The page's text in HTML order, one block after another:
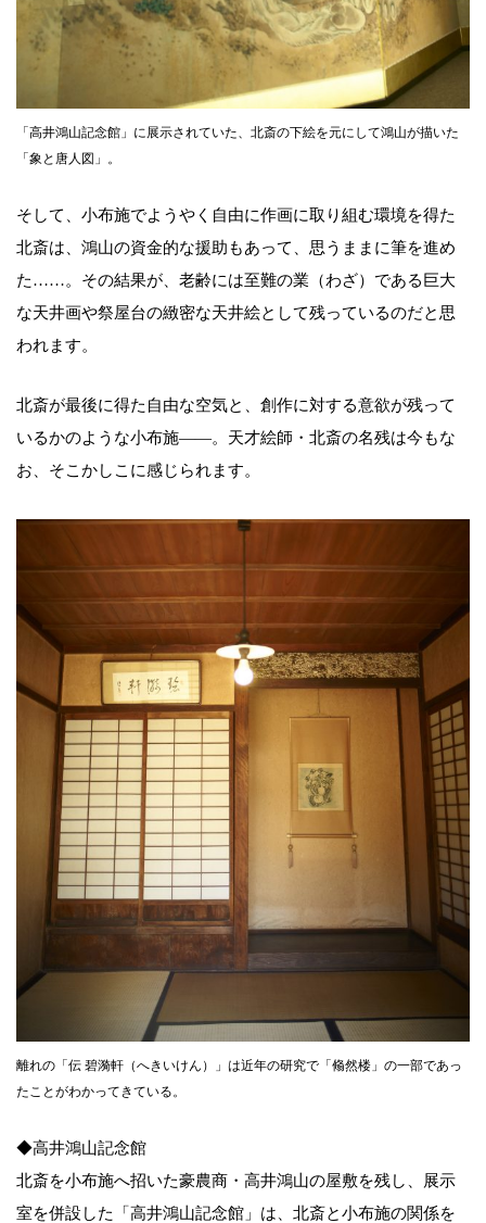
「高井鴻山記念館」に展示されていた、北斎の下絵を元にして鴻山が描いた
「象と唐人図」。
そして、小布施でようやく自由に作画に取り組む環境を得た
北斎は、鴻山の資金的な援助もあって、思うままに筆を進め
た……。その結果が、老齢には至難の業（わざ）である巨大
な天井画や祭屋台の緻密な天井絵として残っているのだと思
われます。
北斎が最後に得た自由な空気と、創作に対する意欲が残って
いるかのような小布施――。天才絵師・北斎の名残は今もな
お、そこかしこに感じられます。
離れの「伝 碧漪軒（へきいけん）」は近年の研究で「翛然楼」の一部であっ
たことがわかってきている。
◆高井鴻山記念館
北斎を小布施へ招いた豪農商・高井鴻山の屋敷を残し、展示
室を併設した「高井鴻山記念館」は、北斎と小布施の関係を